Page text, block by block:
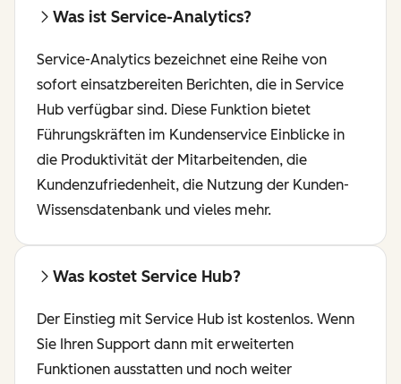
Was ist Service-Analytics?
Service-Analytics bezeichnet eine Reihe von
sofort einsatzbereiten Berichten, die in Service
Hub verfügbar sind. Diese Funktion bietet
Führungskräften im Kundenservice Einblicke in
die Produktivität der Mitarbeitenden, die
Kundenzufriedenheit, die Nutzung der Kunden-
Wissensdatenbank und vieles mehr.
Was kostet Service Hub?
Der Einstieg mit Service Hub ist kostenlos. Wenn
Sie Ihren Support dann mit erweiterten
Funktionen ausstatten und noch weiter